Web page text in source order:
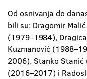
Od osnivanja do
bili su: Dragomir
(1979–1984),
Kuzmanović
2006), Stanko Stanić
(2016–2017) i